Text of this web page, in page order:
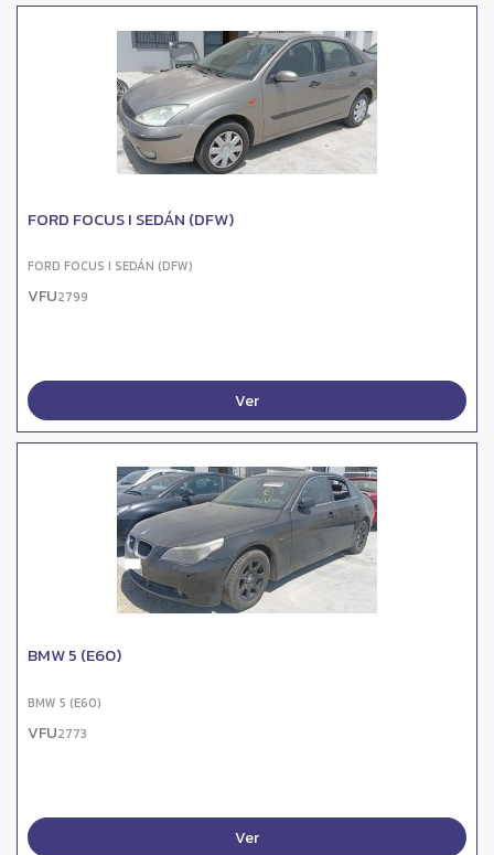
FORD FOCUS I SEDÁN (DFW)
FORD FOCUS I SEDÁN (DFW)
VFU2799
Ver
BMW 5 (E60)
BMW 5 (E60)
VFU2773
Ver